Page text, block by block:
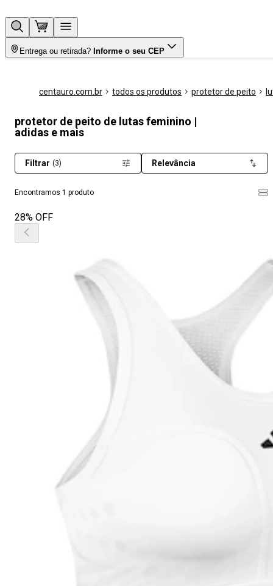
Entrega ou retirada? Informe o seu CEP
centauro.com.br todos os produtos protetor de peito
protetor de peito de lutas feminino |
adidas e mais
Encontramos 1 produto
Filtrar (3) Relevância
28% OFF